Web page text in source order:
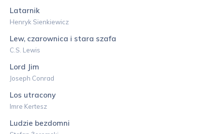
Latarnik
Henryk Sienkiewicz
Lew, czarownica i stara szafa
C.S. Lewis
Lord Jim
Joseph Conrad
Los utracony
Imre Kertesz
Ludzie bezdomni